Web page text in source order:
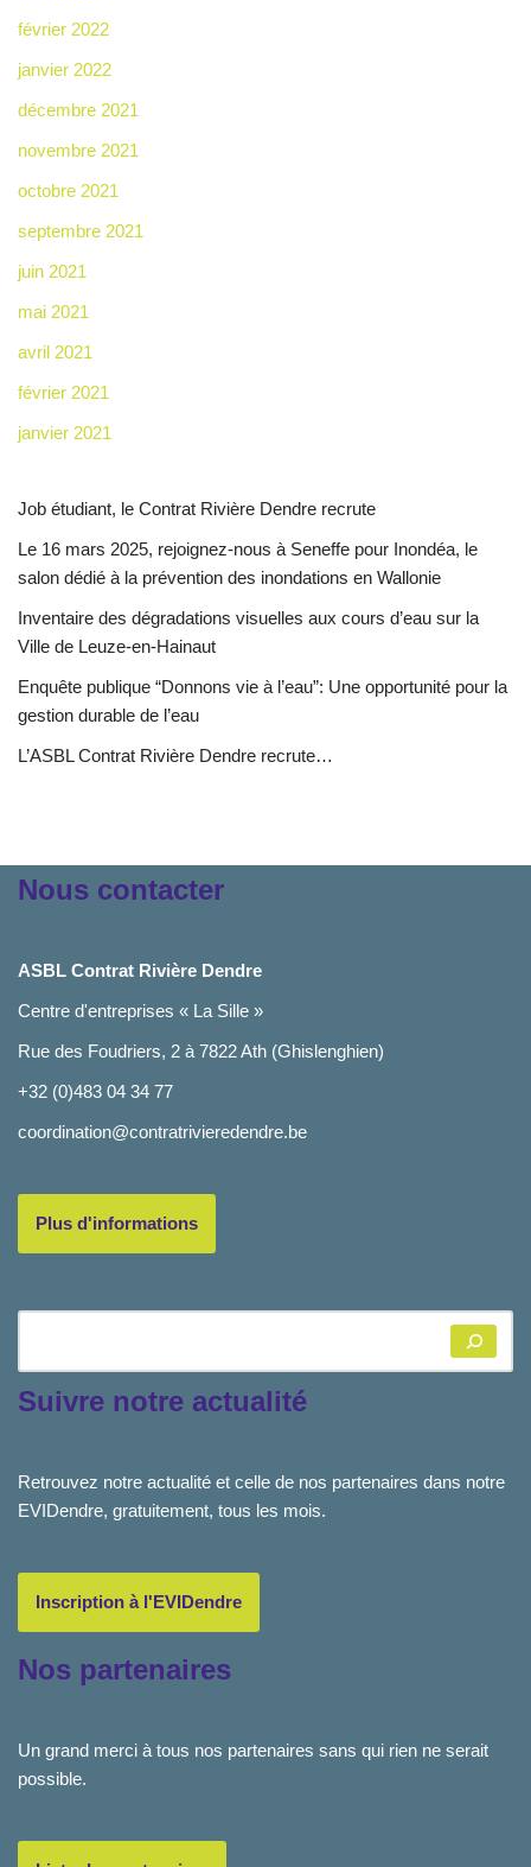
février 2022
janvier 2022
décembre 2021
novembre 2021
octobre 2021
septembre 2021
juin 2021
mai 2021
avril 2021
février 2021
janvier 2021
Job étudiant, le Contrat Rivière Dendre recrute
Le 16 mars 2025, rejoignez-nous à Seneffe pour Inondéa, le
salon dédié à la prévention des inondations en Wallonie
Inventaire des dégradations visuelles aux cours d’eau sur la
Ville de Leuze-en-Hainaut
Enquête publique “Donnons vie à l’eau”: Une opportunité pour la
gestion durable de l’eau
L’ASBL Contrat Rivière Dendre recrute…
Nous contacter
ASBL Contrat Rivière Dendre
Centre d'entreprises « La Sille »
Rue des Foudriers, 2 à 7822 Ath (Ghislenghien)
+32 (0)483 04 34 77
coordination@contratrivieredendre.be
Plus d'informations
Suivre notre actualité
Retrouvez notre actualité et celle de nos partenaires dans notre
EVIDendre, gratuitement, tous les mois.
Inscription à l'EVIDendre
Nos partenaires
Un grand merci à tous nos partenaires sans qui rien ne serait
possible.